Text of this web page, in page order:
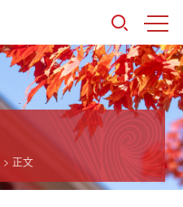
> 正文